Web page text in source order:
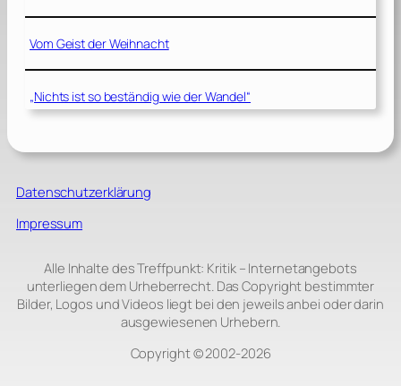
Vom Geist der Weihnacht
„Nichts ist so beständig wie der Wandel“
Datenschutzerklärung
Impressum
Alle Inhalte des Treffpunkt: Kritik – Internetangebots
unterliegen dem Urheberrecht. Das Copyright bestimmter
Bilder, Logos und Videos liegt bei den jeweils anbei oder darin
ausgewiesenen Urhebern.
Copyright © 2002‑2026